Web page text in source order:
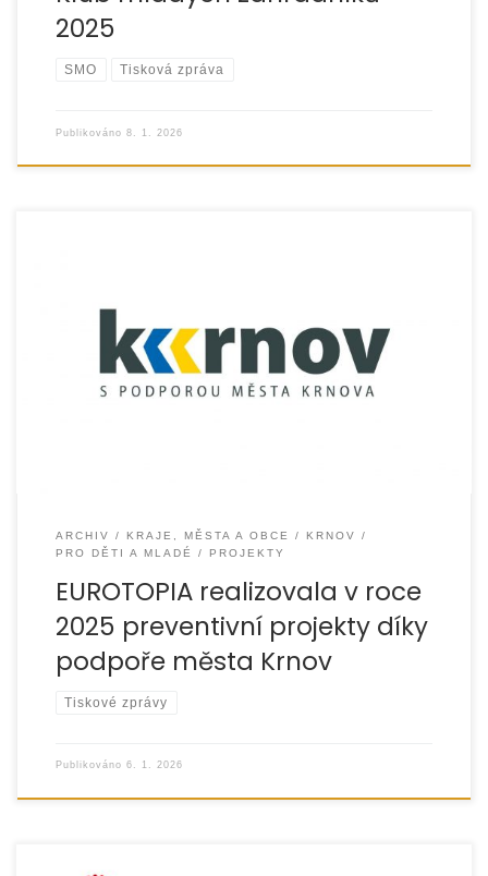
2025
SMO Tisková zpráva
Publikováno 8. 1. 2026
EUROTOPIA.CZ, o.p.s. několik preventivních projektů pro
děti, mládež a mladé dospělé z Krnova. Projekty byly
podpořeny
ARCHIV KRAJE, MĚSTA A OBCE
KRNOV
PRO DĚTI A MLADÉ
PROJEKTY
EUROTOPIA realizovala v roce
2025 preventivní projekty díky
podpoře města Krnov
Tiskové zprávy
Publikováno 6. 1. 2026